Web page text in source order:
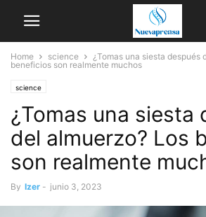
Home science
¿Tomas una siesta después
beneficios son realmente muchos
science
¿Tomas una siesta
del almuerzo? Los
son realmente
By Izer - junio 3, 2023